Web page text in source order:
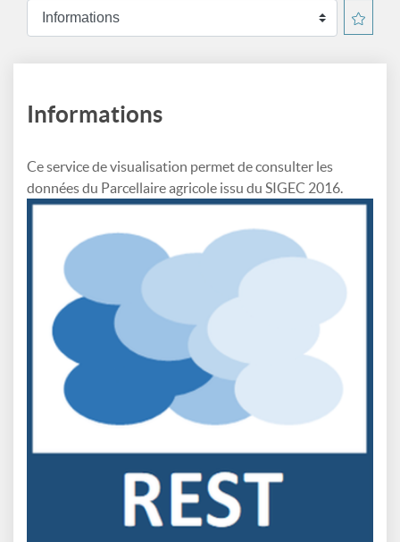
Informations
Ce service de visualisation permet de consulter les
données du Parcellaire agricole issu du SIGEC 2016.